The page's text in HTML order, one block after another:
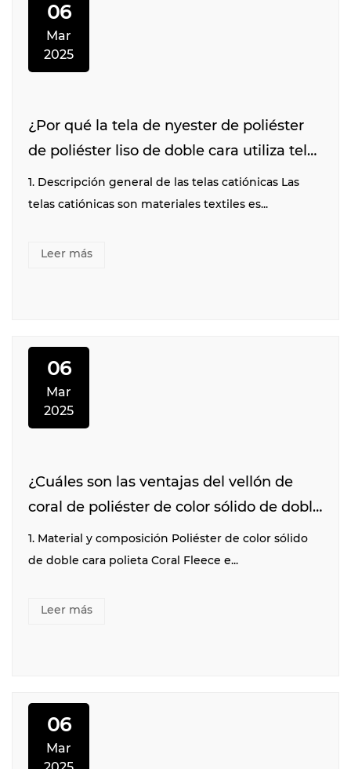
06
Mar
2025
¿Por qué la tela de nyester de poliéster
de poliéster liso de doble cara utiliza telas
catiónicas?
1. Descripción general de las telas catiónicas Las
telas catiónicas son materiales textiles es...
Leer más
06
Mar
2025
¿Cuáles son las ventajas del vellón de
coral de poliéster de color sólido de doble
cara?
1. Material y composición Poliéster de color sólido
de doble cara polieta Coral Fleece e...
Leer más
06
Mar